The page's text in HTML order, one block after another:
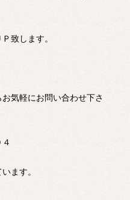
致します。
気軽にお問い合わせ下さ
ます。